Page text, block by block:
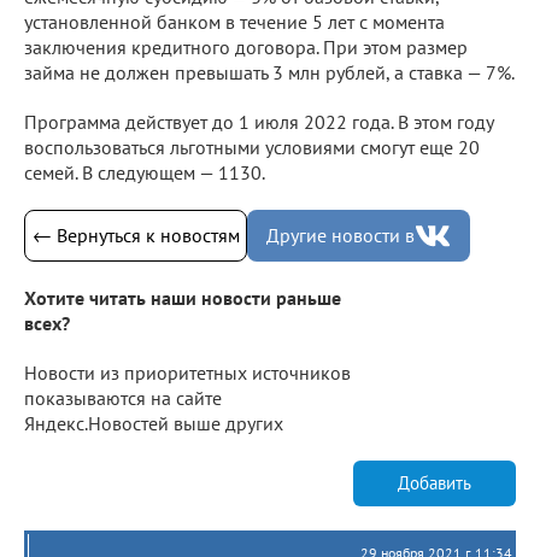
установленной банком в течение 5 лет с момента
заключения кредитного договора. При этом размер
займа не должен превышать 3 млн рублей, а ставка — 7%.
Программа действует до 1 июля 2022 года. В этом году
воспользоваться льготными условиями смогут еще 20
семей. В следующем — 1130.
← Вернуться к новостям Другие новости в
Хотите читать наши новости раньше
всех?
Новости из приоритетных источников
показываются на сайте
Яндекс.Новостей выше других
Добавить
29 ноября 2021 г. 11:34